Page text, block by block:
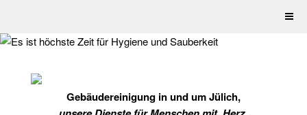
Zum
springen
Gebäudereinigung in und um Jülich,